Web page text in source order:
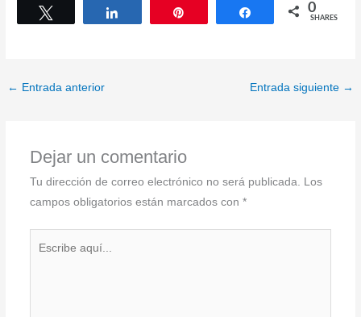
Share 0
SHARES
← Entrada anterior Entrada siguiente →
Dejar un comentario
Tu dirección de correo electrónico no será publicada. Los
campos obligatorios están marcados con *